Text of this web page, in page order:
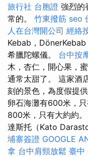
旅行社 台胞證 強烈的
常的。 竹東撥筋 seo
人在台灣開公司 經絡
Kebab，
希臘陀螺儀。 台中按
木，杏仁，開心果，
通常太甜了。 這家酒
刻的景色，為度假提
卵石海灘有600米，
800米，只有大約約
達斯托（Kato
埔寨簽證 GOOGLE
拿 台中肩頸放鬆 臺中